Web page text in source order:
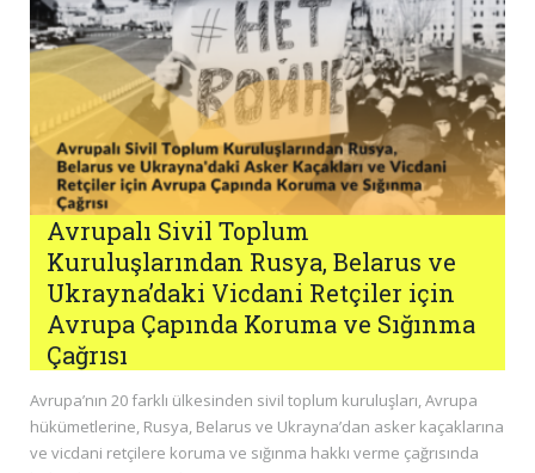
Avrupalı Sivil Toplum
Kuruluşlarından Rusya, Belarus ve
Ukrayna’daki Vicdani Retçiler için
Avrupa Çapında Koruma ve Sığınma
Çağrısı
Avrupa’nın 20 farklı ülkesinden sivil toplum kuruluşları, Avrupa
hükümetlerine, Rusya, Belarus ve Ukrayna’dan asker kaçaklarına
ve vicdani retçilere koruma ve sığınma hakkı verme çağrısında